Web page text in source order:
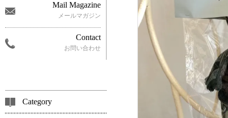
Mail Magazine
メールマガジン
Contact
お問い合わせ
Category